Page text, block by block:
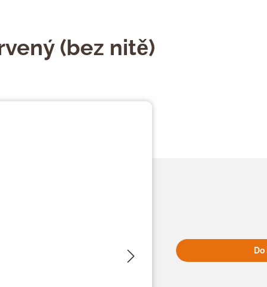
(bez nitě)